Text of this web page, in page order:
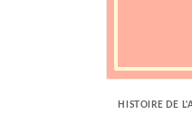
HISTOIRE DE